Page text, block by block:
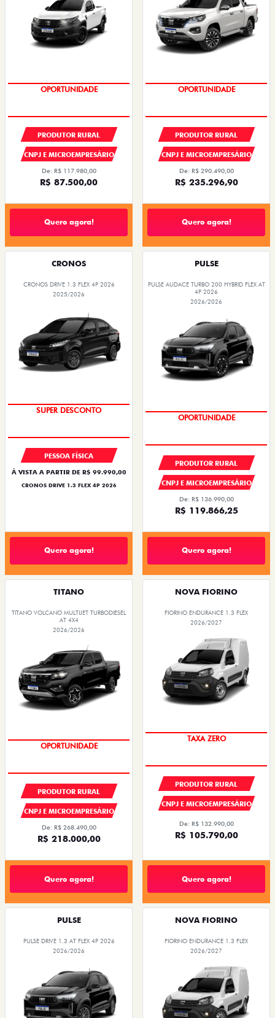
OPORTUNIDADE
PRODUTOR RURAL
CNPJ E MICROEMPRESÁRIO
De: R$ 117.980,00
R$ 87.500,00
Quero agora!
CONDIÇÃO IMPERDÍVEL
PRODUTOR RURAL
CNPJ E MICROEMPRESÁRIO
De: R$ 290.490,00
R$ 235.296,90
Quero agora!
CRONOS
CRONOS DRIVE 1.3 FLEX 4P 2026
2025/2026
BÔNUS DE ATÉ R$ 14 MIL
PESSOA FÍSICA
À VISTA A PARTIR DE R$ 99.990,00
CRONOS DRIVE 1.3 FLEX 4P 2026
Quero agora!
PULSE
PULSE AUDACE TURBO 200 HYBRID FLEX AT
4P 2026
2026/2026
OPORTUNIDADE
PRODUTOR RURAL
CNPJ E MICROEMPRESÁRIO
De: R$ 136.990,00
R$ 119.866,25
Quero agora!
TITANO
TITANO VOLCANO MULTIJET TURBODIESEL
AT 4X4
2026/2026
OPORTUNIDADE
PRODUTOR RURAL
CNPJ E MICROEMPRESÁRIO
De: R$ 268.490,00
R$ 218.000,00
Quero agora!
NOVA FIORINO
FIORINO ENDURANCE 1.3 FLEX
2026/2027
TAXA ZERO
PRODUTOR RURAL
CNPJ E MICROEMPRESÁRIO
De: R$ 132.990,00
R$ 105.790,00
Quero agora!
PULSE
PULSE DRIVE 1.3 AT FLEX 4P 2026
2026/2026
NOVA FIORINO
FIORINO ENDURANCE 1.3 FLEX
2026/2027